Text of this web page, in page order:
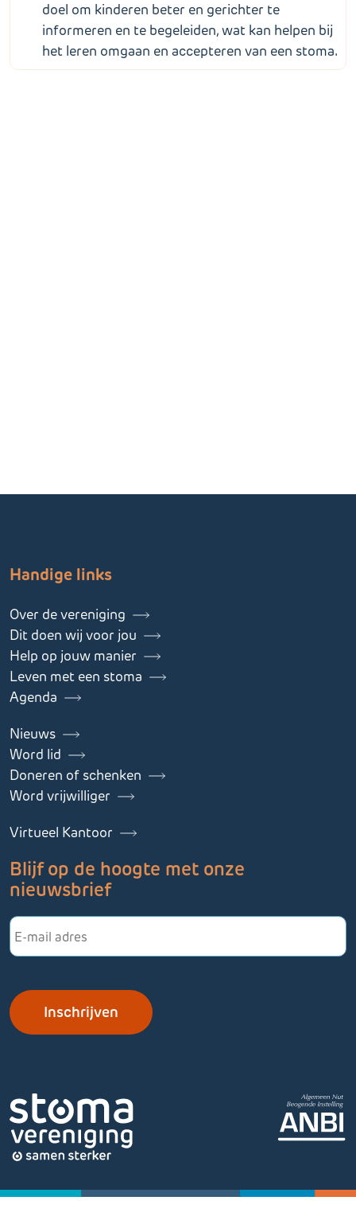
doel om kinderen beter en gerichter te
informeren en te begeleiden, wat kan helpen bij
het leren omgaan en accepteren van een stoma.
Handige links
Over de vereniging
Dit doen wij voor jou
Help op jouw manier
Leven met een stoma
Agenda
Nieuws
Word lid
Doneren of schenken
Word vrijwilliger
Virtueel Kantoor
Blijf op de hoogte met onze
nieuwsbrief
E-
mailadres